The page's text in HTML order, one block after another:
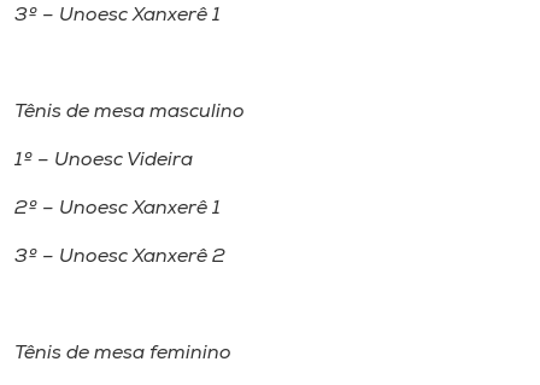
3º – Unoesc Xanxerê 1
Tênis de mesa masculino
1º – Unoesc Videira
2º – Unoesc Xanxerê 1
3º – Unoesc Xanxerê 2
Tênis de mesa feminino